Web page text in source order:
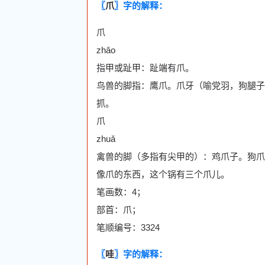
〖爪〗字的解释：
爪
zhǎo
指甲或趾甲：趾端有爪。
鸟兽的脚指：鹰爪。爪牙（喻党羽，狗腿子
抓。
爪
zhuǎ
禽兽的脚（多指有尖甲的）：鸡爪子。狗爪
像爪的东西，这个锅有三个爪儿。
笔画数：4；
部首：爪；
笔顺编号：3324
〖哇〗字的解释：